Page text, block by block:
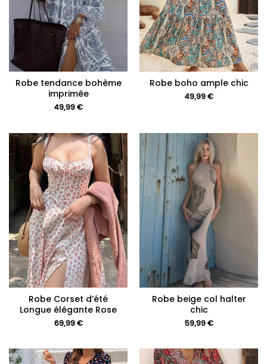
Robe tendance bohème
imprimée
49,99€
Robe boho ample chic
49,99€
Robe Corset d’été
Longue élégante Rose
69,99€
Robe beige col halter
chic
59,99€